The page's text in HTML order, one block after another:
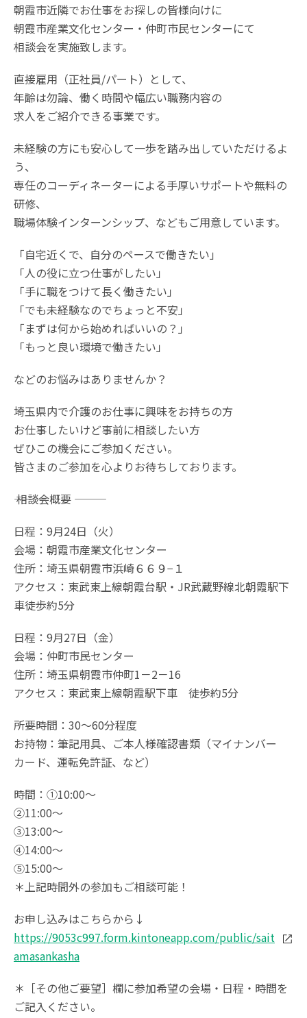
朝霞市近隣でお仕事をお探しの皆様向けに
朝霞市産業文化センター・仲町市民センターにて
相談会を実施致します。
直接雇用（正社員/パート）として、
年齢は勿論、働く時間や幅広い職務内容の
求人をご紹介できる事業です。
未経験の方にも安心して一歩を踏み出していただけるよ
う、
専任のコーディネーターによる手厚いサポートや無料の
研修、
職場体験インターンシップ、などもご用意しています。
「自宅近くで、自分のペースで働きたい」
「人の役に立つ仕事がしたい」
「手に職をつけて長く働きたい」
「でも未経験なのでちょっと不安」
「まずは何から始めればいいの？」
「もっと良い環境で働きたい」
などのお悩みはありませんか？
埼玉県内で介護のお仕事に興味をお持ちの方
お仕事したいけど事前に相談したい方
ぜひこの機会にご参加ください。
皆さまのご参加を心よりお待ちしております。
――― 相談会概要 ―――
日程：9月24日（火）
会場：朝霞市産業文化センター
住所：埼玉県朝霞市浜崎６６９−１
アクセス：東武東上線朝霞台駅・JR武蔵野線北朝霞駅下
車徒歩約5分
日程：9月27日（金）
会場：仲町市民センター
住所：埼玉県朝霞市仲町1－2－16
アクセス：東武東上線朝霞駅下車 徒歩約5分
所要時間：30～60分程度
お持物：筆記用具、ご本人様確認書類（マイナンバー
カード、運転免許証、など）
時間：①10:00～
②11:00～
③13:00～
④14:00～
⑤15:00～
＊上記時間外の参加もご相談可能！
お申し込みはこちらから↓
https://9053c997.form.kintoneapp.com/public/sait
amasankasha
＊［その他ご要望］欄に参加希望の会場・日程・時間を
ご記入ください。